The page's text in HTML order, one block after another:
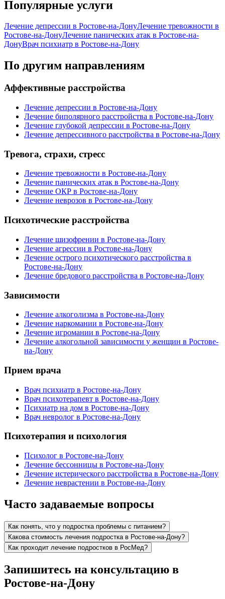
Популярные услуги
Лечение депрессии в Ростове-на-ДонуЛечение тревожности в
Ростове-на-ДонуЛечение панических атак в Ростове-на-
ДонуВрач психиатр в Ростове-на-Дону
По другим направлениям
Аффективные расстройства
Лечение депрессии в Ростове-на-Дону
Лечение биполярного расстройства в Ростове-на-Дону
Лечение глубокой депрессии в Ростове-на-Дону
Лечение депрессивного расстройства в Ростове-на-Дону
Тревога, страхи, стресс
Лечение тревожности в Ростове-на-Дону
Лечение панических атак в Ростове-на-Дону
Лечение ОКР в Ростове-на-Дону
Лечение неврозов в Ростове-на-Дону
Психотические расстройства
Лечение шизофрении в Ростове-на-Дону
Лечение агрессии в Ростове-на-Дону
Лечение острого психотического расстройства в
Ростове-на-Дону
Лечение бредового расстройства в Ростове-на-Дону
Зависимости
Лечение алкоголизма в Ростове-на-Дону
Лечение наркомании в Ростове-на-Дону
Лечение игромании в Ростове-на-Дону
Лечение алкогольной зависимости у женщин в Ростове-
на-Дону
Прием врача
Врач психиатр в Ростове-на-Дону
Врач психотерапевт в Ростове-на-Дону
Психиатр на дом в Ростове-на-Дону
Врач невролог в Ростове-на-Дону
Психотерапия и психология
Психолог в Ростове-на-Дону
Лечение бессонницы в Ростове-на-Дону
Лечение истерического расстройства в Ростове-на-Дону
Лечение неврастении в Ростове-на-Дону
Часто задаваемые вопросы
Как понять, что у подростка проблемы с питанием?
Какова стоимость лечения подростка в Ростове-на-Дону?
Как проходит лечение подростков в РосМед?
Запишитесь на консультацию в
Ростове-на-Дону